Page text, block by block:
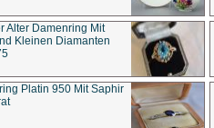
Alter Damenring Mit
Kleinen Diamanten
Platin 950 Mit Saphir